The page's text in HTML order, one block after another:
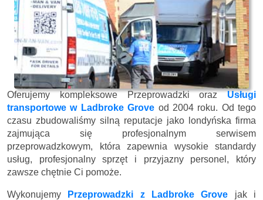
Oferujemy kompleksowe Przeprowadzki orazUsługi
transportowe w Ladbroke Grove od 2004 roku. Od tego
czasu zbudowaliśmy silną reputacje jako londyńska firma
zajmująca się profesjonalnym serwisem
przeprowadzkowym, która zapewnia wysokie standardy
usług, profesjonalny sprzęt i przyjazny personel, który
zawsze chętnie Ci pomoże.
Wykonujemy Przeprowadzki z Ladbroke Grove jak i